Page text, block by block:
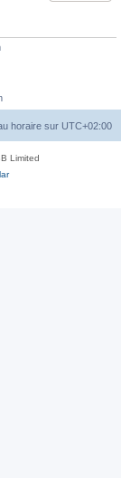
horaire sur UTC+02:00
Limited